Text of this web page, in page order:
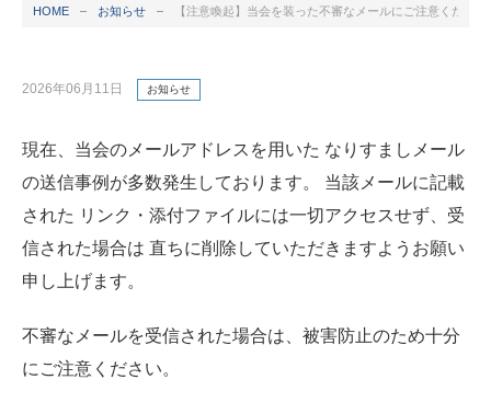
HOME お知らせ 【注意喚起】当会を装った不審なメールにご注意ください
2026年06月11日 お知らせ
現在、当会のメールアドレスを用いた なりすましメール
の送信事例が多数発生しております。 当該メールに記載
された リンク・添付ファイルには一切アクセスせず、受
信された場合は 直ちに削除していただきますようお願い
申し上げます。
不審なメールを受信された場合は、被害防止のため十分
にご注意ください。